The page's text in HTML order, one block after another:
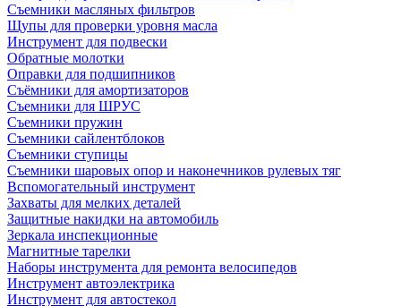
Съемники масляных фильтров
Щупы для проверки уровня масла
Инструмент для подвески
Обратные молотки
Оправки для подшипников
Съёмники для амортизаторов
Съемники для ШРУС
Съемники пружин
Съемники сайлентблоков
Съемники ступицы
Съемники шаровых опор и наконечников рулевых тяг
Вспомогательный инструмент
Захваты для мелких деталей
Защитные накидки на автомобиль
Зеркала инспекционные
Магнитные тарелки
Наборы инструмента для ремонта велосипедов
Инструмент автоэлектрика
Инструмент для автостекол